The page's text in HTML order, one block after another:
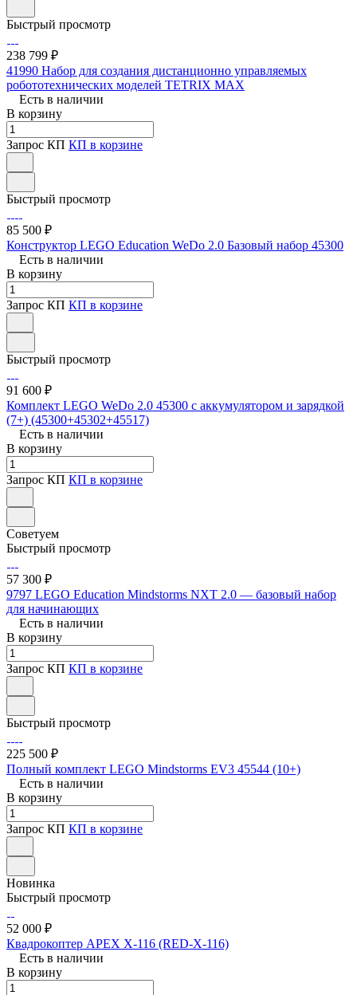
Быстрый просмотр
238 799 ₽
41990 Набор для создания дистанционно управляемых
робототехнических моделей TETRIX MAX
Есть в наличии
В корзину
Запрос КП КП в корзине
Быстрый просмотр
85 500 ₽
Конструктор LEGO Education WeDo 2.0 Базовый набор 45300
Есть в наличии
В корзину
Запрос КП КП в корзине
Быстрый просмотр
91 600 ₽
Комплект LEGO WeDo 2.0 45300 с аккумулятором и зарядкой
(7+) (45300+45302+45517)
Есть в наличии
В корзину
Запрос КП КП в корзине
Советуем
Быстрый просмотр
57 300 ₽
9797 LEGO Education Mindstorms NXT 2.0 — базовый набор
для начинающих
Есть в наличии
В корзину
Запрос КП КП в корзине
Быстрый просмотр
225 500 ₽
Полный комплект LEGO Mindstorms EV3 45544 (10+)
Есть в наличии
В корзину
Запрос КП КП в корзине
Новинка
Быстрый просмотр
52 000 ₽
Квадрокоптер APEX X-116 (RED-X-116)
Есть в наличии
В корзину